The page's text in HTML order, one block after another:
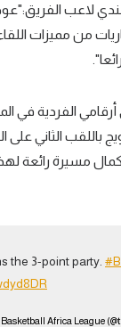
لاعب
من مميزات
الفردية في
باللقب الثاني
مسيرة رائعة
the 3-point party.